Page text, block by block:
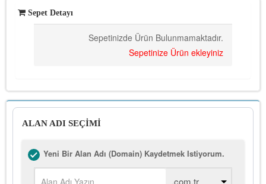
Sepet Detayı
Sepetinizde Ürün Bulunmamaktadır.
Sepetinize Ürün ekleyiniz
ALAN ADI SEÇİMİ
Yeni Bir Alan Adı (Domain) Kaydetmek Istiyorum.